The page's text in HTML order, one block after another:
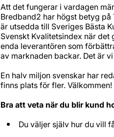
Att det fungerar i vardagen
Bredband2 har högst betyg
är utsedda till Sveriges Bästa
Svenskt Kvalitetsindex när
enda leverantören som
av marknaden backar. Det är
En halv miljon svenskar har
finns plats för fler. Välkommen!
Bra att veta när du blir kund
Du väljer själv hur du vill